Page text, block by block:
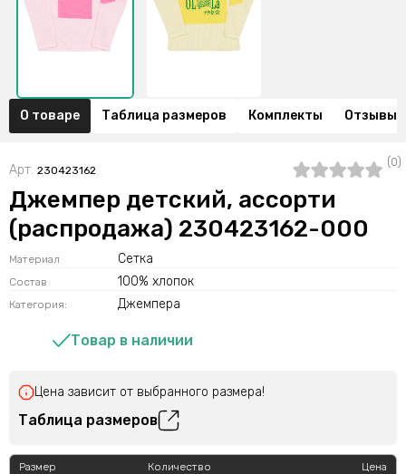
О товаре Таблица размеров Комплекты Отзывы
Арт. 230423162
(0)
Джемпер детский, ассорти
(распродажа) 230423162-000
Материал Сетка
Состав 100% хлопок
Категория: Джемпера
Товар в наличии
Цена зависит от выбранного размера!
Таблица размеров
Размер Количество Цена